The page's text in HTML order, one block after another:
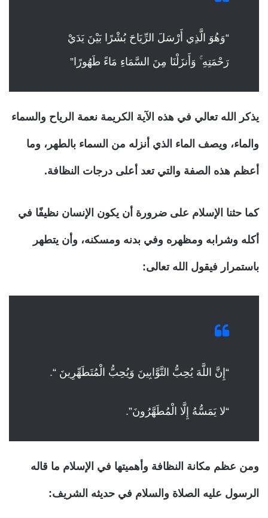
“وَهُوَ الَّذِي أَرْسَلَ الرِّيَاحَ بُشْرًا بَيْنَ يَدَيْ
رَحْمَتِهِ ۚ وَأَنزَلْنَا مِنَ السَّمَاءِ مَاءً طَهُورًا”
يذكر الله تعالي في هذه الآية الكريمة نعمة الرياح والسماء
والماء، ويصف الماء الذي أنزله من السماء بالطهر، وما
أعظم هذه الصفة والتي تعد أعلى درجات النظافة.
كما حثنا الإسلام على ضرورة أن يكون الإنسان نظيفًا في
أكله وشرابه ومظهره وفي بدنه ومسكنه، وأن يتطهر
باستمرار فيقول الله تعالى:
“إِنَّ اللَّهَ يُحِبُّ التَّوَّابِينَ وَيُحِبُّ الْمُتَطَهِّرِينَ “.
“لا يَمَسُّهُ إِلَّا الْمُطَهَّرُونَ”.
ومن عظم مكانة النظافة وأهميتها في الإسلام ما قاله
الرسول عليه الصلاة والسلام في حديثه الشريف: